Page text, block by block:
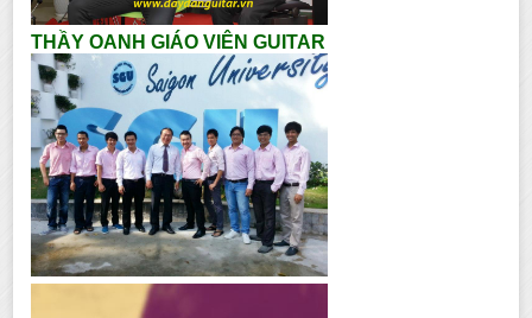
THẦY OANH GIÁO VIÊN GUITAR